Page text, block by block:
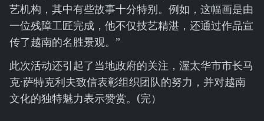
艺机构，其中有些故事十分特别。例如，这幅画是由
一位残障工匠完成，他不仅技艺精湛，还通过作品宣
传了越南的名胜景观。”
此次活动还引起了当地政府的关注，渥太华市市长马
克·萨特克利夫致信表彰组织团队的努力，并对越南
文化的独特魅力表示赞赏。(完）